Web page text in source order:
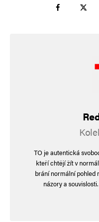
Tak možná v rámci
a vyhrožuje dětem
patřičných mezí…
35 lidí je jedna celá
Napsat
TO je autentická
kteří chtějí žít v
brání normální pohled
názory a